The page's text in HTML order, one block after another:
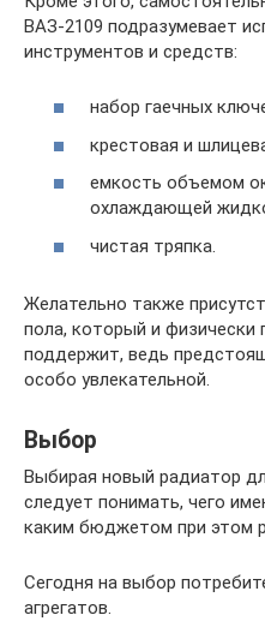
ВАЗ-2109 подразумевает
инструментов и средств:
набор гаечных
крестовая и
емкость объемом
охлаждающей
чистая тряпка.
Желательно также
пола, который и
поддержит, ведь
особо увлекательной.
Выбор
Выбирая новый радиатор
следует понимать, чего
каким бюджетом при этом
Сегодня на выбор
агрегатов.